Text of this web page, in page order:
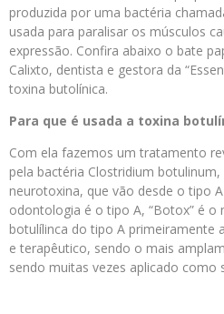
produzida por uma bactéria
usada para paralisar os músculos
expressão. Confira abaixo o bate
Calixto, dentista e gestora da
toxina butolínica.
Para que é usada a toxina
Com ela fazemos um tratamento
pela bactéria Clostridium
neurotoxina, que vão desde o tipo
odontologia é o tipo A, “Botox” é o
botulílinca do tipo A primeiramente
e terapêutico, sendo o mais
sendo muitas vezes aplicado